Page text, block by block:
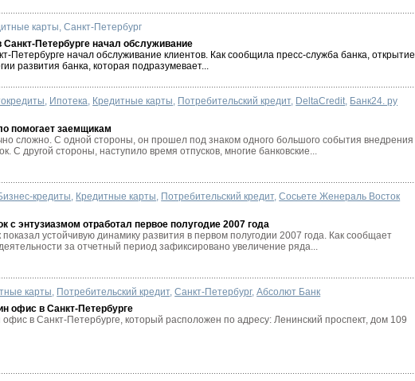
карты,Санкт-Петербург
Петербурге начал обслуживание
Петербурге начал обслуживание клиентов. Как сообщила пресс-служба банка, открытие
развития банка, которая подразумевает...
, Ипотека, Кредитные карты, Потребительский кредит, DeltaCredit, Банк24. ру
помогает заемщикам
сложно. С одной стороны, он прошел под знаком одного большого события внедрения
С другой стороны, наступило время отпусков, многие банковские...
кредиты, Кредитные карты, Потребительский кредит,Сосьете Женераль Восток
с энтузиазмом отработал первое полугодие 2007 года
устойчивую динамику развития в первом полугодии 2007 года. Как сообщает
за отчетный период зафиксировано увеличение ряда...
карты, Потребительский кредит,Санкт-Петербург,Абсолют Банк
офис в Санкт-Петербурге
в Санкт-Петербурге, который расположен по адресу: Ленинский проспект, дом 109